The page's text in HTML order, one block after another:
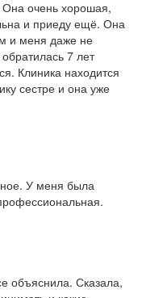
очень хорошая,
и приеду ещё. Она
и меня даже не
7 лет
Клиника находится
сестре и она уже
У меня была
объяснила. Сказала,